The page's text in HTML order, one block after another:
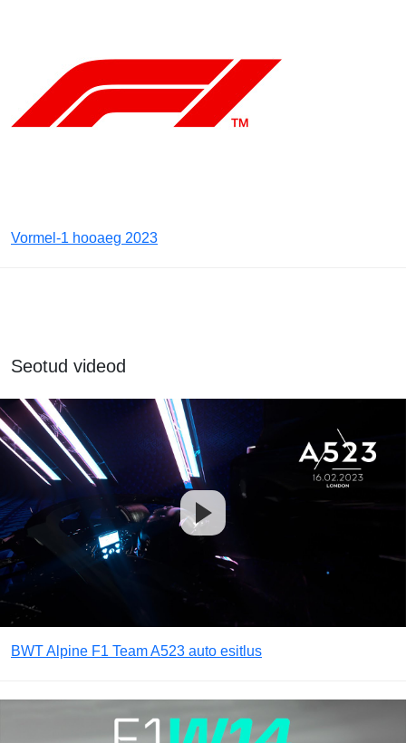
Vormel-1 hooaeg 2023
Seotud videod
BWT Alpine F1 Team A523 auto esitlus